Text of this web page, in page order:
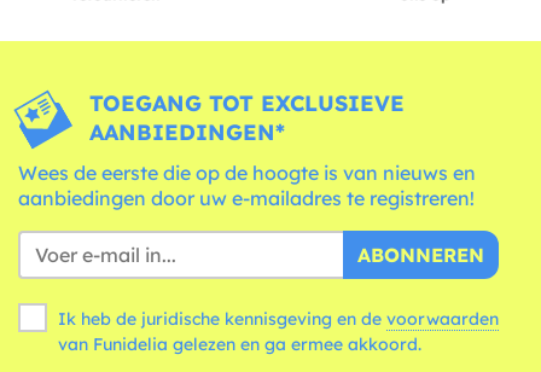
TOEGANG TOT EXCLUSIEVE
AANBIEDINGEN*
Wees de eerste die op de hoogte is van nieuws en
aanbiedingen door uw e-mailadres te registreren!
ABONNEREN
Ik heb de juridische kennisgeving en de voorwaarden
van Funidelia gelezen en ga ermee akkoord.